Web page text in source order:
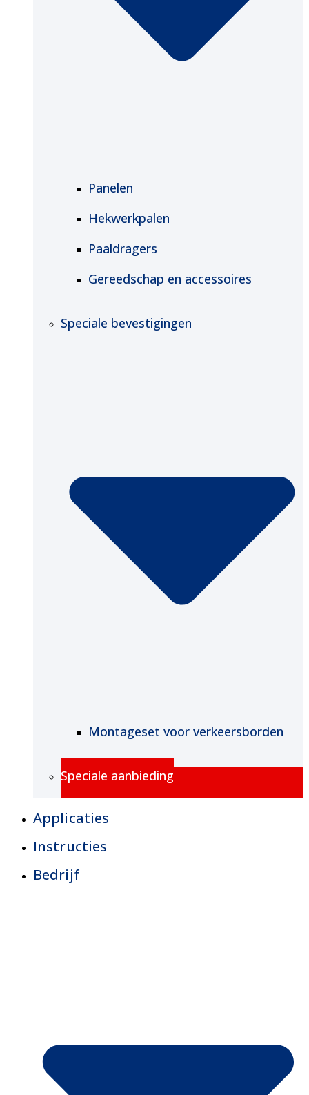
Panelen
Hekwerkpalen
Paaldragers
Gereedschap en accessoires
Speciale bevestigingen
Montageset voor verkeersborden
Speciale aanbieding
Applicaties
Instructies
Bedrijf